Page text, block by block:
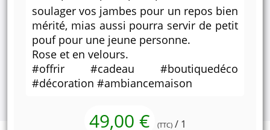
soulager vos jambes pour un repos bien
mérité, mias aussi pourra servir de petit
pouf pour une jeune personne.
Rose et en velours.
#offrir #cadeau #boutiquedéco
#décoration #ambiancemaison
49,00 € (TTC) / 1